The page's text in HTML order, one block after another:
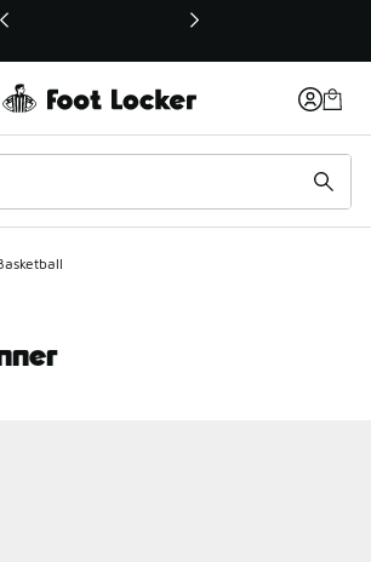
in einem neuen Fenster